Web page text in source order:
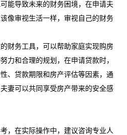
能导致未来的财务困境，在申请夫
像审视生活一样，审视自己的财务
财务工具，可以帮助家庭实现购房
力和合理的规划，在申请贷款时，
、贷款期限和房产评估等因素，通
妻可以共同享受房产带来的安全感
，在实际操作中，建议咨询专业人